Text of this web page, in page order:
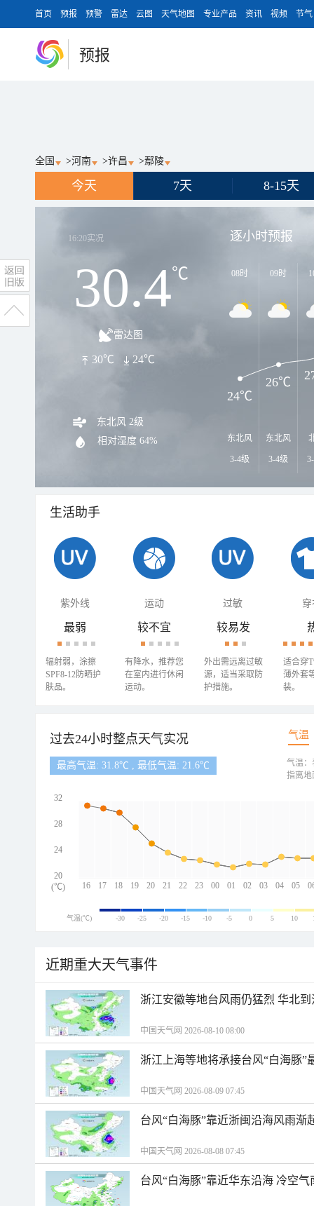
首页 预报 预警 雷达 云图 天气地图 专业产品 资讯 视频 节气
预报
全国 >河南 >许昌 >鄢陵
今天 7天 8-15天
16:20实况
30.4℃
雷达图
30℃ 24℃
东北风 2级
相对湿度 64%
逐小时预报
08时
东北风
3-4级
09时
东北风
3-4级
24℃
26℃
生活助手
紫外线 运动 过敏 穿
最弱
辐射弱，涂擦
SPF8-12防晒护
肤品。
较不宜
有降水，推荐您
在室内进行休闲
运动。
较易发
外出需远离过敏
源，适当采取防
护措施。
适合穿
薄外套
装。
过去24小时整点天气实况 气温
最高气温: 31.8℃ , 最低气温: 21.6℃
16 17 18 19 20 21 22 23 00 01 02 03 04 05
32
28
24
20
(℃)
气温：
指离地
气温(℃) -30 -25 -20 -15 -10 -5 0 5 10
近期重大天气事件
浙江安徽等地台风雨仍猛烈 华北
中国天气网 2026-08-10 08:00
浙江上海等地将承接台风“白海豚”
中国天气网 2026-08-09 07:45
台风“白海豚”靠近浙闽沿海风雨渐
中国天气网 2026-08-08 07:45
台风“白海豚”靠近华东沿海 冷空